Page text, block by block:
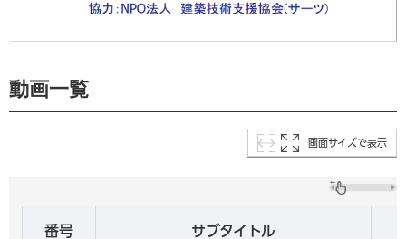
動画一覧
画面サイズで表示
番号 サブタイトル